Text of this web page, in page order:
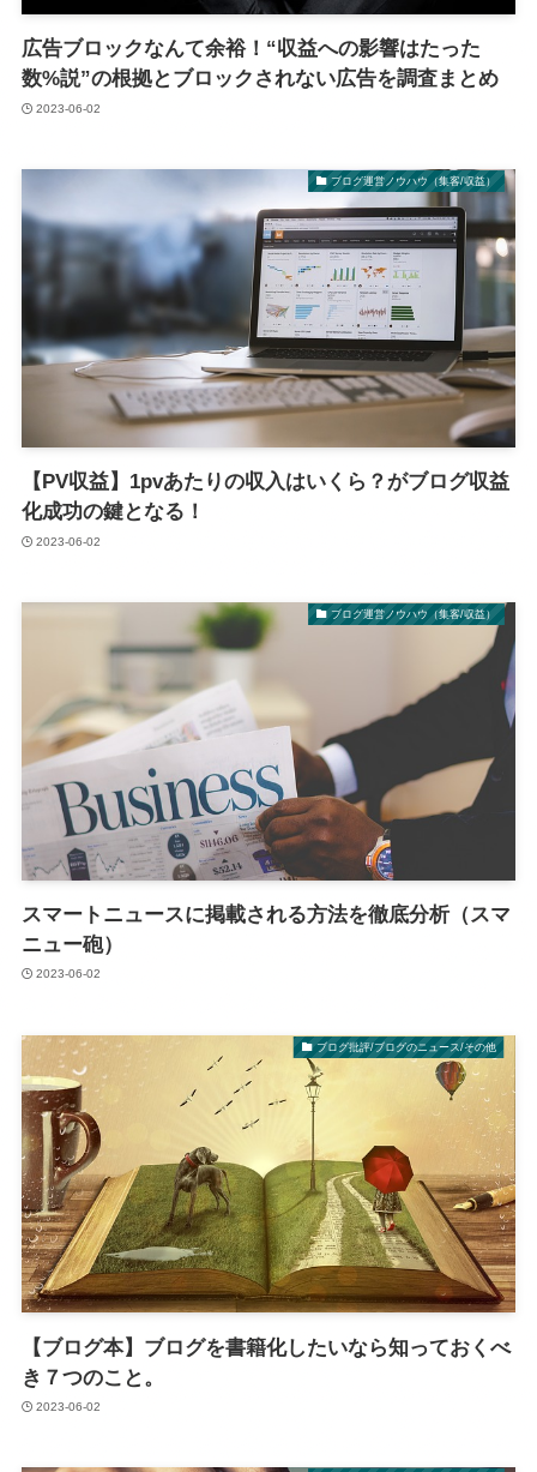
広告ブロックなんて余裕！“収益への影響はたった
数%説”の根拠とブロックされない広告を調査まとめ
2023-06-02
ブログ運営ノウハウ（集客/収益）
【PV収益】1pvあたりの収入はいくら？がブログ収益
化成功の鍵となる！
2023-06-02
ブログ運営ノウハウ（集客/収益）
スマートニュースに掲載される方法を徹底分析（スマ
ニュー砲）
2023-06-02
ブログ批評/ブログのニュース/その他
【ブログ本】ブログを書籍化したいなら知っておくべ
き７つのこと。
2023-06-02